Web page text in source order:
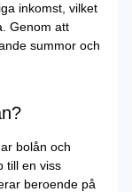
inkomst, vilket
Genom att
summor och
bolån och
till en viss
beroende på